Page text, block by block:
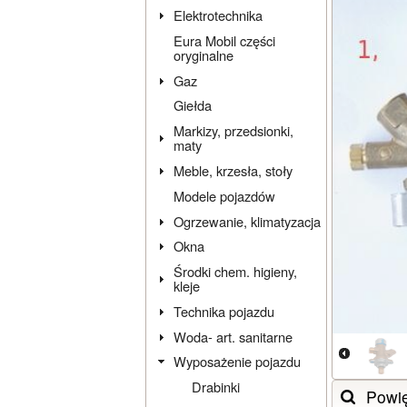
Elektrotechnika
Eura Mobil części
oryginalne
Gaz
Giełda
Markizy, przedsionki,
maty
Meble, krzesła, stoły
Modele pojazdów
Ogrzewanie, klimatyzacja
Okna
Środki chem. higieny,
kleje
Technika pojazdu
Woda- art. sanitarne
Wyposażenie pojazdu
Drabinki